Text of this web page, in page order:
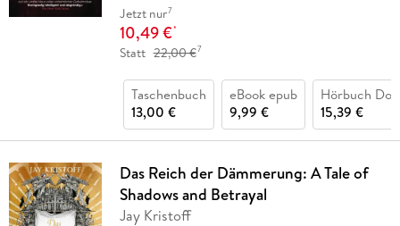
Jetzt nur7
10,49 €*
Statt 22,00 €7
Taschenbuch
13,00 €
eBook epub
9,99 €
Hörbuch
15,39 €
Das Reich der Dämmerung: A Tale of
Shadows and Betrayal
Jay Kristoff